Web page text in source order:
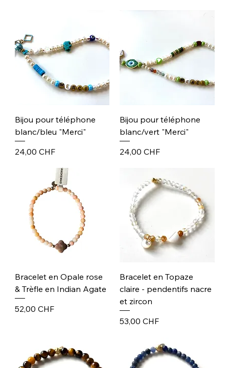
Bijou pour téléphone
blanc/bleu "Merci"
Prix
24,00 CHF
Bijou pour téléphone
blanc/vert "Merci"
Prix
24,00 CHF
Bracelet en Opale rose
& Trèfle en Indian Agate
Prix
52,00 CHF
Bracelet en Topaze
claire - pendentifs nacre
et zircon
Prix
53,00 CHF